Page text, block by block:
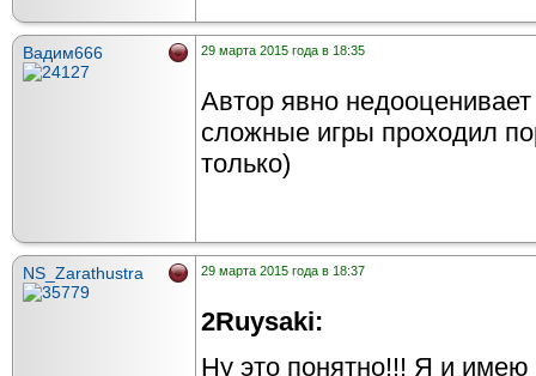
Вадим666 29 марта 2015 года в 18:35
Автор явно
сложные игры проходил
только)
NS_Zarathustra 29 марта 2015 года в 18:37
2Ruysaki:
Ну это понятно!!! Я и имею